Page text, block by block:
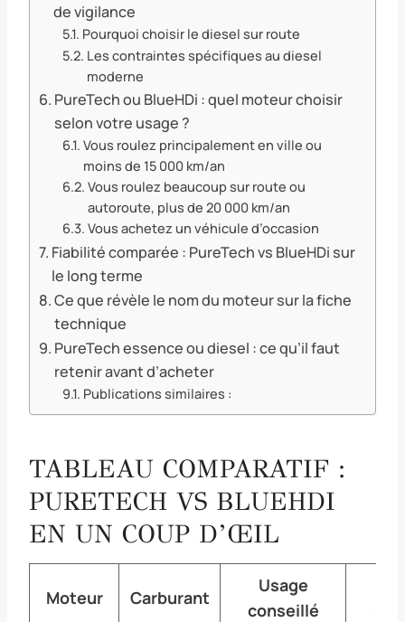
de vigilance
Pourquoi choisir le diesel sur route
Les contraintes spécifiques au diesel
moderne
PureTech ou BlueHDi : quel moteur choisir
selon votre usage ?
Vous roulez principalement en ville ou
moins de 15 000 km/an
Vous roulez beaucoup sur route ou
autoroute, plus de 20 000 km/an
Vous achetez un véhicule d’occasion
Fiabilité comparée : PureTech vs BlueHDi sur
le long terme
Ce que révèle le nom du moteur sur la fiche
technique
PureTech essence ou diesel : ce qu’il faut
retenir avant d’acheter
Publications similaires :
TABLEAU COMPARATIF :
PURETECH VS BLUEHDI
EN UN COUP D’ŒIL
Moteur Carburant
Usage
conseillé